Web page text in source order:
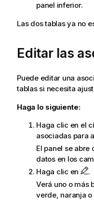
panel inferior.
Las dos tablas ya no
Editar las
Puede editar una
tablas si necesita
Haga lo siguiente:
Haga clic en el
asociadas para
El panel se abre
datos en los
Haga clic en
.
Verá uno o más
verde, naranja